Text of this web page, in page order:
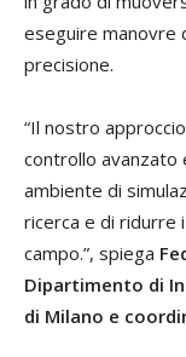
eseguire manovre
precisione.
“Il nostro
controllo avanzato
ambiente di
ricerca e di ridurre
campo.”, spiega
Dipartimento di
di Milano e